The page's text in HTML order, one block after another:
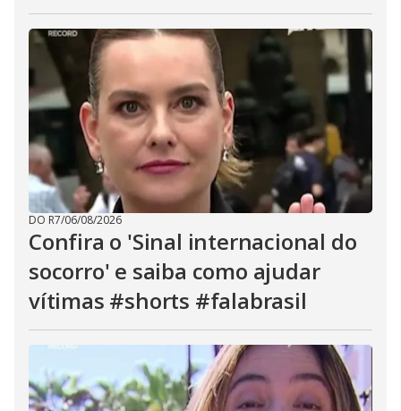
DO R7/06/08/2026
Confira o 'Sinal internacional do
socorro' e saiba como ajudar
vítimas #shorts #falabrasil